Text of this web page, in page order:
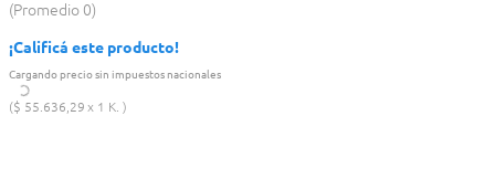
Promedio 0
¡Calificá este producto!
Cargando precio sin impuestos nacionales
$ 55.636,29 1 K.